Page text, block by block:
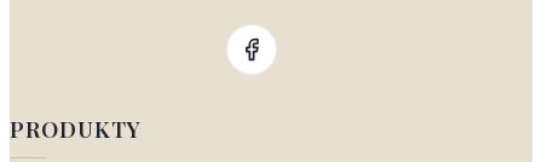
PRODUKTY